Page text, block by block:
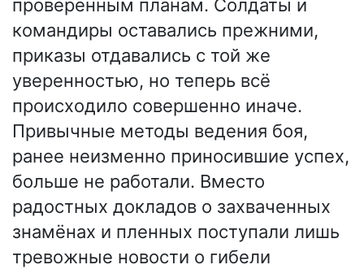
проверенным планам. Солдаты и
командиры оставались прежними,
приказы отдавались с той же
уверенностью, но теперь всё
происходило совершенно иначе.
Привычные методы ведения боя,
ранее неизменно приносившие успех,
больше не работали. Вместо
радостных докладов о захваченных
знамёнах и пленных поступали лишь
тревожные новости о гибели